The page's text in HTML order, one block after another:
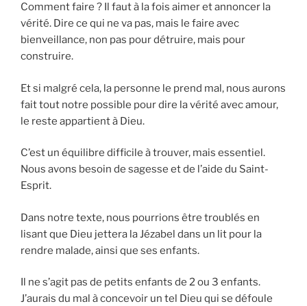
Comment faire ? Il faut à la fois aimer et annoncer la
vérité. Dire ce qui ne va pas, mais le faire avec
bienveillance, non pas pour détruire, mais pour
construire.
Et si malgré cela, la personne le prend mal, nous aurons
fait tout notre possible pour dire la vérité avec amour,
le reste appartient à Dieu.
C’est un équilibre difficile à trouver, mais essentiel.
Nous avons besoin de sagesse et de l’aide du Saint-
Esprit.
Dans notre texte, nous pourrions être troublés en
lisant que Dieu jettera la Jézabel dans un lit pour la
rendre malade, ainsi que ses enfants.
Il ne s’agit pas de petits enfants de 2 ou 3 enfants.
J’aurais du mal à concevoir un tel Dieu qui se défoule